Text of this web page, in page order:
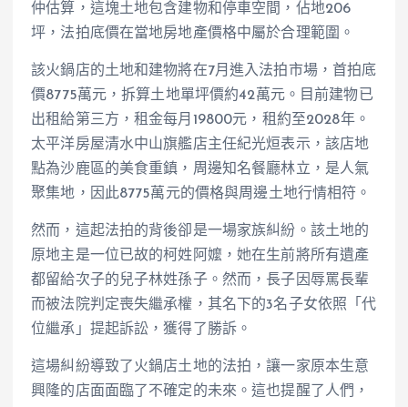
仲估算，這塊土地包含建物和停車空間，佔地206
坪，法拍底價在當地房地產價格中屬於合理範圍。
該火鍋店的土地和建物將在7月進入法拍市場，首拍底
價8775萬元，拆算土地單坪價約42萬元。目前建物已
出租給第三方，租金每月19800元，租約至2028年。
太平洋房屋清水中山旗艦店主任紀光烜表示，該店地
點為沙鹿區的美食重鎮，周邊知名餐廳林立，是人氣
聚集地，因此8775萬元的價格與周邊土地行情相符。
然而，這起法拍的背後卻是一場家族糾紛。該土地的
原地主是一位已故的柯姓阿嬤，她在生前將所有遺產
都留給次子的兒子林姓孫子。然而，長子因辱罵長輩
而被法院判定喪失繼承權，其名下的3名子女依照「代
位繼承」提起訴訟，獲得了勝訴。
這場糾紛導致了火鍋店土地的法拍，讓一家原本生意
興隆的店面面臨了不確定的未來。這也提醒了人們，